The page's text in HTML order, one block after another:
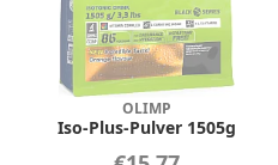
OLIMP
Iso-Plus-Pulver 1505g